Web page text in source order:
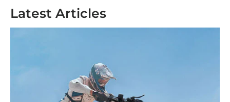
Latest Articles